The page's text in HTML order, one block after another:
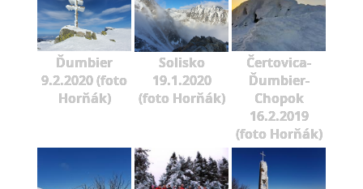
Ďumbier
9.2.2020 (foto
Horňák)
Solisko
19.1.2020
(foto Horňák)
Čertovica-
Ďumbier-
Chopok
16.2.2019
(foto Horňák)